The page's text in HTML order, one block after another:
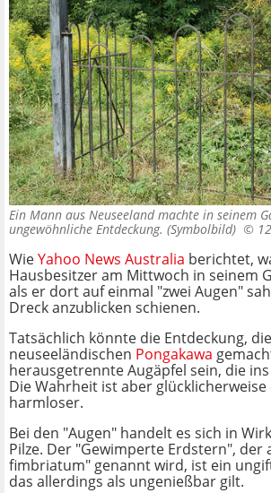
Ein Mann aus Neuseeland machte in seinem
ungewöhnliche Entdeckung. (Symbolbild) ©
WieYahoo News Australia berichtet,
Hausbesitzer am Mittwoch in seinem
als er dort auf einmal "zwei Augen"
Dreck anzublicken schienen.
Tatsächlich könnte die Entdeckung,
neuseeländischen Pongakawa
herausgetrennte Augäpfel sein, die
Die Wahrheit ist aber
harmloser.
Bei den "Augen" handelt es sich in
Pilze. Der "Gewimperte Erdstern", der
fimbriatum" genannt wird, ist ein
das allerdings als ungenießbar gilt.